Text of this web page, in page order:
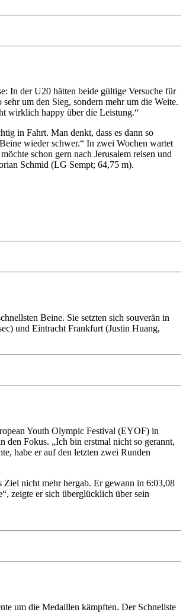
In der U20 hätten beide gültige Versuche für
um den Sieg, sondern mehr um die Weite.
wirklich happy über die Leistung.“
in Fahrt. Man denkt, dass es dann so
wieder schwer.“ In zwei Wochen wartet
schon gern nach Jerusalem reisen und
Schmid (LG Sempt; 64,75 m).
Beine. Sie setzten sich souverän in
und Eintracht Frankfurt (Justin Huang,
Youth Olympic Festival (EYOF) in
Fokus. „Ich bin erstmal nicht so gerannt,
habe er auf den letzten zwei Runden
Ziel nicht mehr hergab. Er gewann in 6:03,08
zeigte er sich überglücklich über sein
um die Medaillen kämpften. Der Schnellste